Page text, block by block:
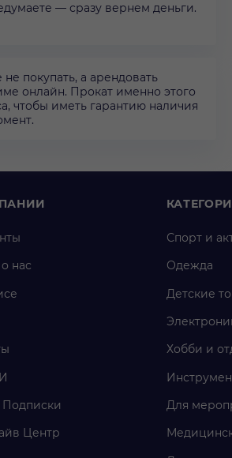
— сразу вернем деньги.
покупать, а арендовать
онлайн. Прокат именно этого
чтобы иметь гарантию наличия
нас
Центр
Спорт и
Одежда
Детские
Хобби и
Для